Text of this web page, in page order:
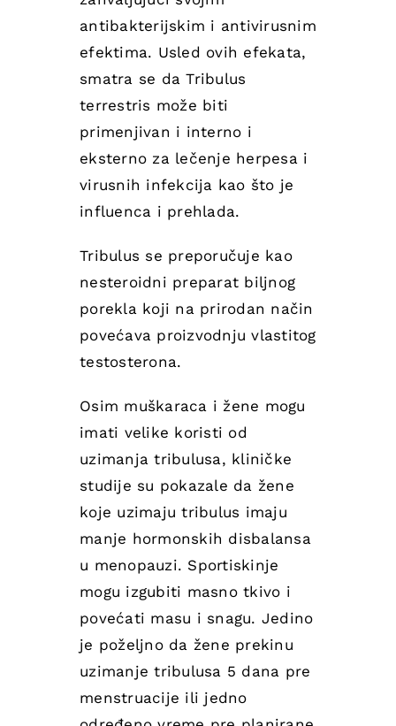
antibakterijskim i antivirusnim
efektima. Usled ovih efekata,
smatra se da Tribulus
terrestris može biti
primenjivan i interno i
eksterno za lečenje herpesa i
virusnih infekcija kao što je
influenca i prehlada.
Tribulus se preporučuje kao
nesteroidni preparat biljnog
porekla koji na prirodan način
povećava proizvodnju vlastitog
testosterona.
Osim muškaraca i žene mogu
imati velike koristi od
uzimanja tribulusa, kliničke
studije su pokazale da žene
koje uzimaju tribulus imaju
manje hormonskih disbalansa
u menopauzi. Sportiskinje
mogu izgubiti masno tkivo i
povećati masu i snagu. Jedino
je poželjno da žene prekinu
uzimanje tribulusa 5 dana pre
menstruacije ili jedno